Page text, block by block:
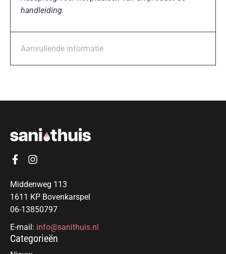
handleiding.
Aanvullende informatie
Middenweg 113
1611 KP Bovenkarspel
06-13850797
E-mail: info@sanithuis.nl
Categorieën